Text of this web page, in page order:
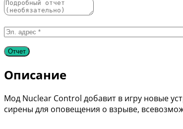
Описание
Мод Nuclear Control добавит в игру новые
сирены для оповещения о взрыве,